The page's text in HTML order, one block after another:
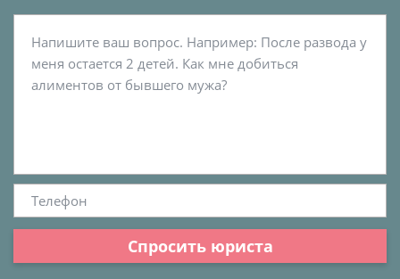
Спросить юриста